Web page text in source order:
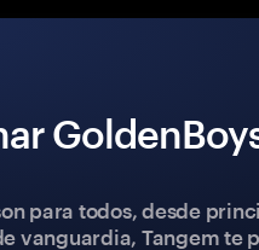
para todos, desde
vanguardia, Tangem